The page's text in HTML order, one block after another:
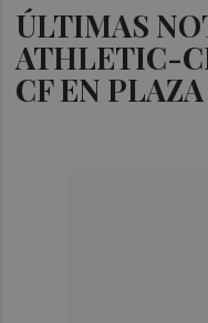
ÚLTIMAS
ATHLETIC-
CF EN